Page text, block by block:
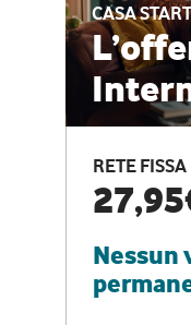
CASA START
RETE FISSA
Nessun